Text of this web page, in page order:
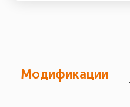
Модификации